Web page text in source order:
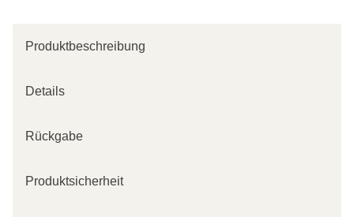
Produktbeschreibung
Details
Rückgabe
Produktsicherheit